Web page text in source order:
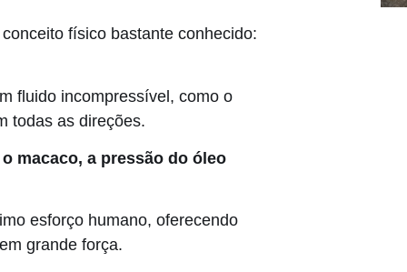
físico bastante conhecido:
fluido incompressível, como o
todas as direções.
macaco, a pressão do óleo
esforço humano, oferecendo
grande força.